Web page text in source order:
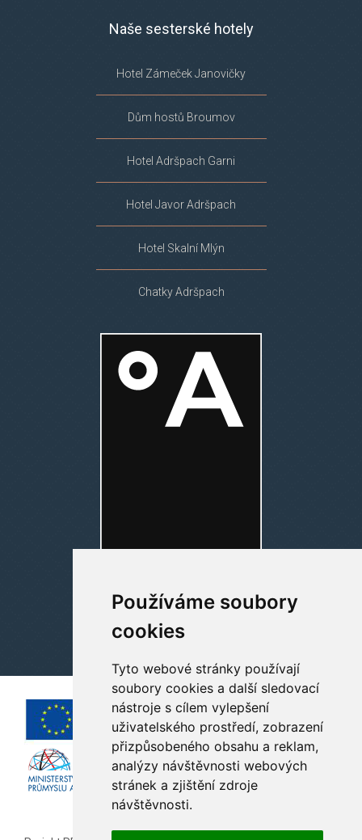
Používáme soubory
cookies
Tyto webové stránky používají
soubory cookies a další sledovací
nástroje s cílem vylepšení
uživatelského prostředí, zobrazení
přizpůsobeného obsahu a reklam,
analýzy návštěvnosti webových
stránek a zjištění zdroje
návštěvnosti.
Naše sesterské hotely
Hotel Zámeček Janovičky
Dům hostů Broumov
Hotel Adršpach Garni
Hotel Javor Adršpach
Hotel Skalní Mlýn
Chatky Adršpach